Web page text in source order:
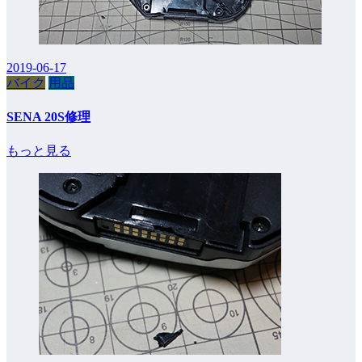
2019-06-17
バイク 用品
SENA 20S修理
もっと見る